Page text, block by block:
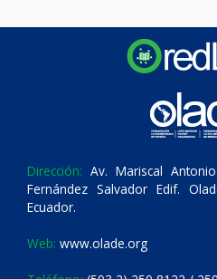
Dirección: Av. Mariscal
Fernández Salvador Edif.
Ecuador.
Web: www.olade.org